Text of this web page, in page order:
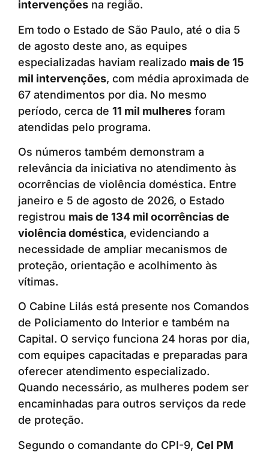
intervenções na região.
Em todo o Estado de São Paulo, até o dia 5
de agosto deste ano, as equipes
especializadas haviam realizado mais de 15
mil intervenções, com média aproximada de
67 atendimentos por dia. No mesmo
período, cerca de 11 mil mulheres foram
atendidas pelo programa.
Os números também demonstram a
relevância da iniciativa no atendimento às
ocorrências de violência doméstica. Entre
janeiro e 5 de agosto de 2026, o Estado
registrou mais de 134 mil ocorrências de
violência doméstica, evidenciando a
necessidade de ampliar mecanismos de
proteção, orientação e acolhimento às
vítimas.
O Cabine Lilás está presente nos Comandos
de Policiamento do Interior e também na
Capital. O serviço funciona 24 horas por dia,
com equipes capacitadas e preparadas para
oferecer atendimento especializado.
Quando necessário, as mulheres podem ser
encaminhadas para outros serviços da rede
de proteção.
Segundo o comandante do CPI-9, Cel PM